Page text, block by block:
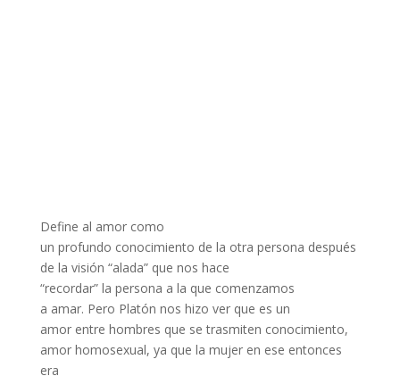
Define al amor como
un profundo conocimiento de la otra persona después
de la visión “alada” que nos hace
“recordar” la persona a la que comenzamos
a amar. Pero Platón nos hizo ver que es un
amor entre hombres que se trasmiten conocimiento,
amor homosexual, ya que la mujer en ese entonces
era